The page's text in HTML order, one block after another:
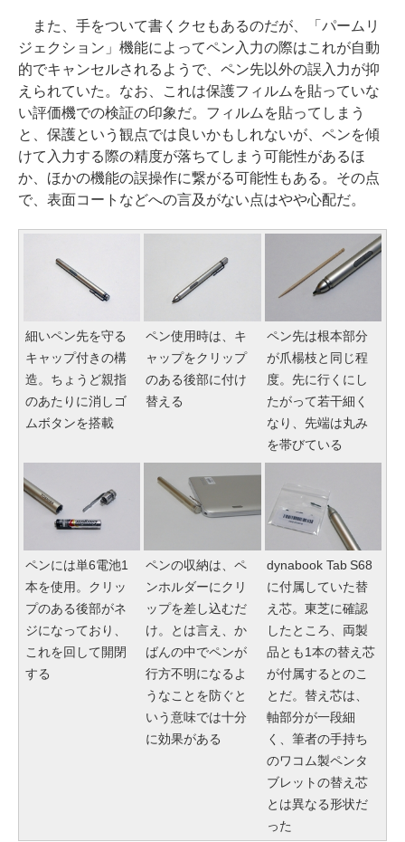
また、手をついて書くクセもあるのだが、「パームリ
ジェクション」機能によってペン入力の際はこれが自動
的でキャンセルされるようで、ペン先以外の誤入力が抑
えられていた。なお、これは保護フィルムを貼っていな
い評価機での検証の印象だ。フィルムを貼ってしまう
と、保護という観点では良いかもしれないが、ペンを傾
けて入力する際の精度が落ちてしまう可能性があるほ
か、ほかの機能の誤操作に繋がる可能性もある。その点
で、表面コートなどへの言及がない点はやや心配だ。
細いペン先を守る
キャップ付きの構
造。ちょうど親指
のあたりに消しゴ
ムボタンを搭載
ペン使用時は、キ
ャップをクリップ
のある後部に付け
替える
ペン先は根本部分
が爪楊枝と同じ程
度。先に行くにし
たがって若干細く
なり、先端は丸み
を帯びている
ペンには単6電池1
本を使用。クリッ
プのある後部がネ
ジになっており、
これを回して開閉
する
ペンの収納は、ペ
ンホルダーにクリ
ップを差し込むだ
け。とは言え、か
ばんの中でペンが
行方不明になるよ
うなことを防ぐと
いう意味では十分
に効果がある
dynabook Tab S68
に付属していた替
え芯。東芝に確認
したところ、両製
品とも1本の替え芯
が付属するとのこ
とだ。替え芯は、
軸部分が一段細
く、筆者の手持ち
のワコム製ペンタ
ブレットの替え芯
とは異なる形状だ
った